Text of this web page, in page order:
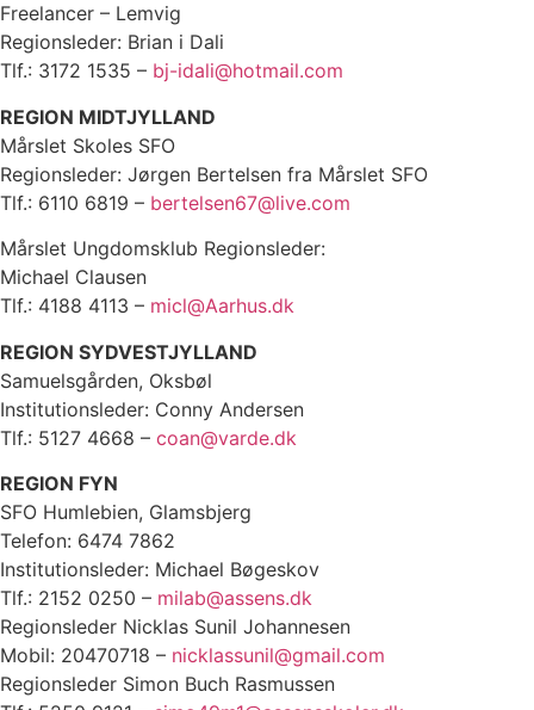
Freelancer – Lemvig
Regionsleder: Brian i Dali
Tlf.: 3172 1535 – bj-idali@hotmail.com
REGION MIDTJYLLAND
Mårslet Skoles SFO
Regionsleder: Jørgen Bertelsen fra Mårslet SFO
Tlf.: 6110 6819 – bertelsen67@live.com
Mårslet Ungdomsklub Regionsleder:
Michael Clausen
Tlf.: 4188 4113 – micl@Aarhus.dk
REGION SYDVESTJYLLAND
Samuelsgården, Oksbøl
Institutionsleder: Conny Andersen
Tlf.: 5127 4668 – coan@varde.dk
REGION FYN
SFO Humlebien, Glamsbjerg
Telefon: 6474 7862
Institutionsleder: Michael Bøgeskov
Tlf.: 2152 0250 – milab@assens.dk
Regionsleder Nicklas Sunil Johannesen
Mobil: 20470718 – nicklassunil@gmail.com
Regionsleder Simon Buch Rasmussen